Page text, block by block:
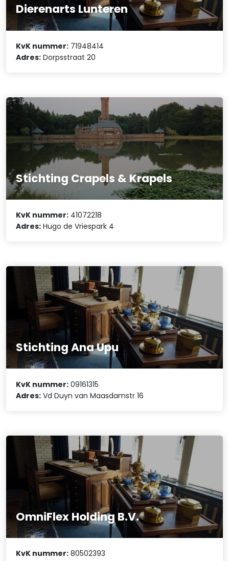
Dierenarts Lunteren
KvK nummer: 71948414
Adres: Dorpsstraat 20
Stichting Crapels & Krapels
KvK nummer: 41072218
Adres: Hugo de Vriespark 4
Stichting Ana Upu
KvK nummer: 09161315
Adres: Vd Duyn van Maasdamstr 16
OmniFlex Holding B.V.
KvK nummer: 80502393